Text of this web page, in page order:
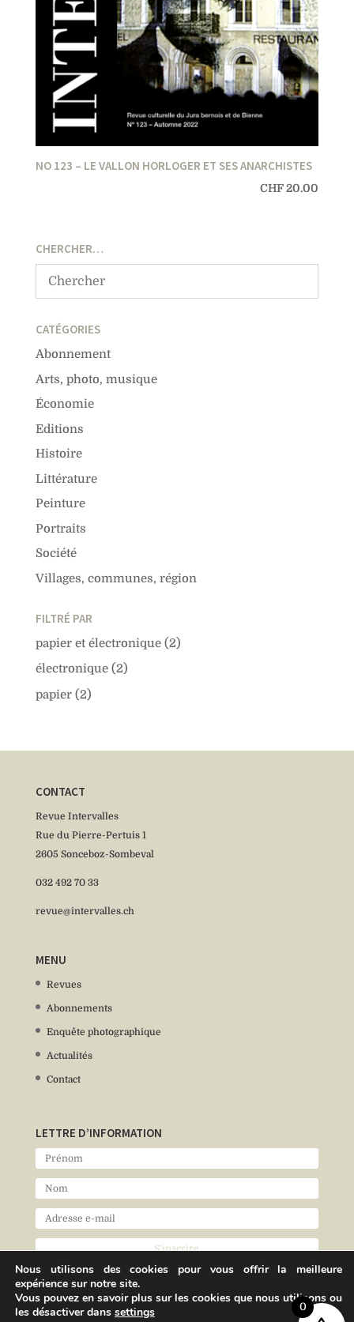
NO 123 – LE VALLON HORLOGER ET SES ANARCHISTES
CHF20.00
CHERCHER…
CATÉGORIES
Abonnement
Arts, photo, musique
Économie
Editions
Histoire
Littérature
Peinture
Portraits
Société
Villages, communes, région
FILTRÉ PAR
papier et électronique (2)
électronique (2)
papier (2)
CONTACT
Revue Intervalles
Rue du Pierre-Pertuis 1
2605 Sonceboz-Sombeval
032 492 70 33
revue@intervalles.ch
MENU
Revues
Abonnements
Enquête photographique
Actualités
Contact
LETTRE D’INFORMATION
Nous utilisons des cookies pour vous offrir la meilleure
expérience sur notre site.
Vous pouvez en savoir plus sur les cookies que nous utilisons ou
les désactiver dans settings 0